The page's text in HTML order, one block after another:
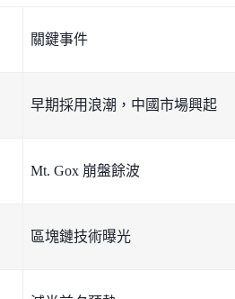
關鍵事件
早期採用浪潮，中國市場興起
Mt. Gox 崩盤餘波
區塊鏈技術曝光